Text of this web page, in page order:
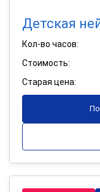
Детская
Кол-во часов:
Стоимость:
Старая цена: